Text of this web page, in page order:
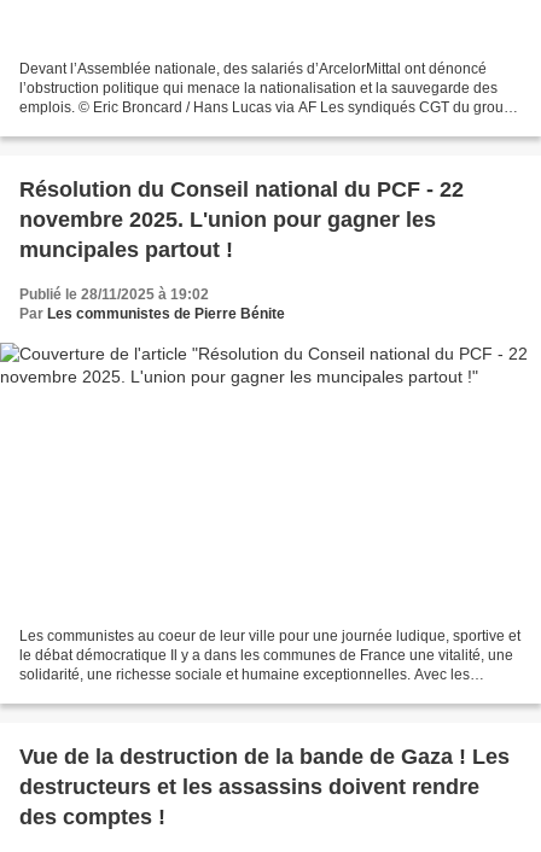
Devant l’Assemblée nationale, des salariés d’ArcelorMittal ont dénoncé
l’obstruction politique qui menace la nationalisation et la sauvegarde des
emplois. © Eric Broncard / Hans Lucas via AF Les syndiqués CGT du groupe
Résolution du Conseil national du PCF - 22
novembre 2025. L'union pour gagner les
muncipales partout !
Publié le 28/11/2025 à 19:02
Par Les communistes de Pierre Bénite
Les communistes au coeur de leur ville pour une journée ludique, sportive et
le débat démocratique Il y a dans les communes de France une vitalité, une
solidarité, une richesse sociale et humaine exceptionnelles. Avec les
Vue de la destruction de la bande de Gaza ! Les
destructeurs et les assassins doivent rendre
des comptes !